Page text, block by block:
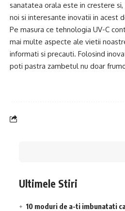
sanatatea orala este in crestere si,
noi si interesante inovatii in acest
Pe masura ce tehnologia UV-C
mai multe aspecte ale vietii
informati si precauti. Folosind
poti pastra zambetul nu doar
Ultimele Stiri
10 moduri de a-ti imbunatati